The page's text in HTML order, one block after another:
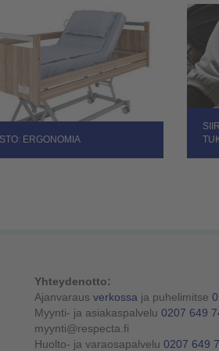
ERGONOMIA
Yhteydenotto:
Ajanvaraus verkossa ja puhelimitse
Myynti- ja asiakaspalvelu 0207 649
myynti@respecta.fi
Huolto- ja varaosapalvelu 0207 649